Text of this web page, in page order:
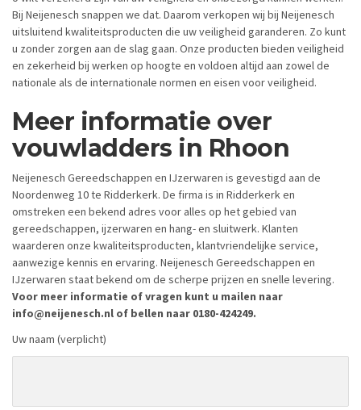
Bij Neijenesch snappen we dat. Daarom verkopen wij bij Neijenesch
uitsluitend kwaliteitsproducten die uw veiligheid garanderen. Zo kunt
u zonder zorgen aan de slag gaan. Onze producten bieden veiligheid
en zekerheid bij werken op hoogte en voldoen altijd aan zowel de
nationale als de internationale normen en eisen voor veiligheid.
Meer informatie over
vouwladders in Rhoon
Neijenesch Gereedschappen en IJzerwaren is gevestigd aan de
Noordenweg 10 te Ridderkerk. De firma is in Ridderkerk en
omstreken een bekend adres voor alles op het gebied van
gereedschappen, ijzerwaren en hang- en sluitwerk. Klanten
waarderen onze kwaliteitsproducten, klantvriendelijke service,
aanwezige kennis en ervaring. Neijenesch Gereedschappen en
IJzerwaren staat bekend om de scherpe prijzen en snelle levering.
Voor meer informatie of vragen kunt u mailen naar
info@neijenesch.nl of bellen naar 0180-424249.
Uw naam (verplicht)